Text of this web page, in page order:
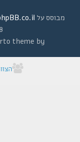
מבוסס עלphpBB.co.il - פורומים בעברית
2008 - phpBB.co.il.
theme by
הצוות